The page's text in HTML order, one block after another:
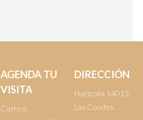
AGENDA TU
VISITA
Correo:
DIRECCIÓN
Hueícolla 14015,
Las Condes.